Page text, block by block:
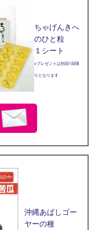
ちゃげんきへ
のひと粒
１シート
※プレゼントは初回1回限
りとなります
沖縄あばしゴー
ヤーの種